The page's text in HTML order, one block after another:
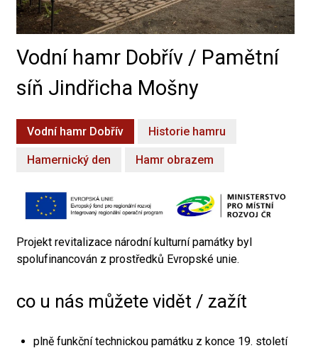
Vodní hamr Dobřív / Pamětní
síň Jindřicha Mošny
Vodní hamr Dobřív Historie hamru
Hamernický den Hamr obrazem
Projekt revitalizace národní kulturní památky byl
spolufinancován z prostředků Evropské unie.
co u nás můžete vidět / zažít
plně funkční technickou památku z konce 19. století